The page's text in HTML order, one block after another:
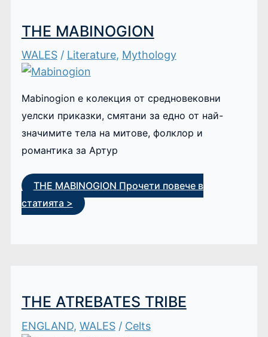
THE MABINOGION
WALES/ Literature, Mythology
Mabinogion е колекция от средновековни
уелски приказки, смятани за едно от най-
значимите тела на митове, фолклор и
романтика за Артур
THE MABINOGION Прочети повече в
статията >
THE ATREBATES TRIBE
ENGLAND, WALES/ Celts